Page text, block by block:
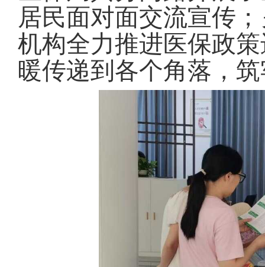
居民面对面交流宣传
机构全力推进医保政
暖传递到各个角落，